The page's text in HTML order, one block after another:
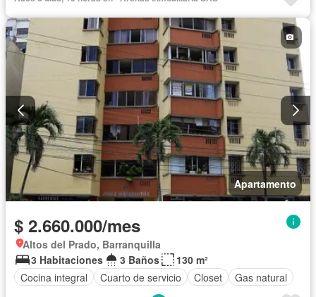
Apartamento
$ 2.660.000/mes
Altos del Prado, Barranquilla
3 Habitaciones
3 Baños
130 m²
Cocina integral
Cuarto de servicio Closet Gas natural